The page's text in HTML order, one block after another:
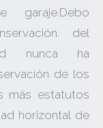
garaje.Debo
del
nunca ha
de los
más estatutos
horizontal de